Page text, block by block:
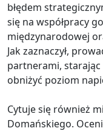
błędem
się na współpracy
międzynarodowej
Jak zaznaczył,
partnerami,
obniżyć poziom
Cytuje się również
Domańskiego.